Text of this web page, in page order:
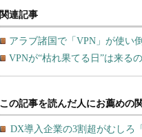
関連記事
アラブ諸国で「VPN」が使い
VPNが“枯れ果てる日”は来る